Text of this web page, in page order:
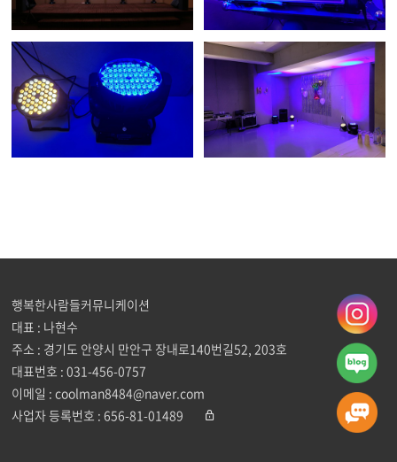
행복한사람들커뮤니케이션
대표 : 나현수
주소 : 경기도 안양시 만안구 장내로140번길52, 203호
대표번호 :031-456-0757
이메일 :coolman8484@naver.com
사업자 등록번호 : 656-81-01489